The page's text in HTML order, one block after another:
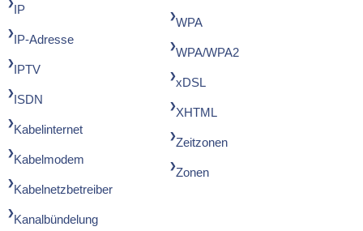
IP
IP-Adresse
IPTV
ISDN
Kabelinternet
Kabelmodem
Kabelnetzbetreiber
Kanalbündelung
WPA
WPA/WPA2
xDSL
XHTML
Zeitzonen
Zonen